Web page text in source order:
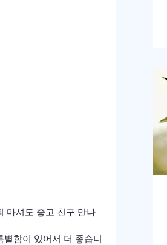
마셔도 좋고 친구 만나
함이 있어서 더 좋습니